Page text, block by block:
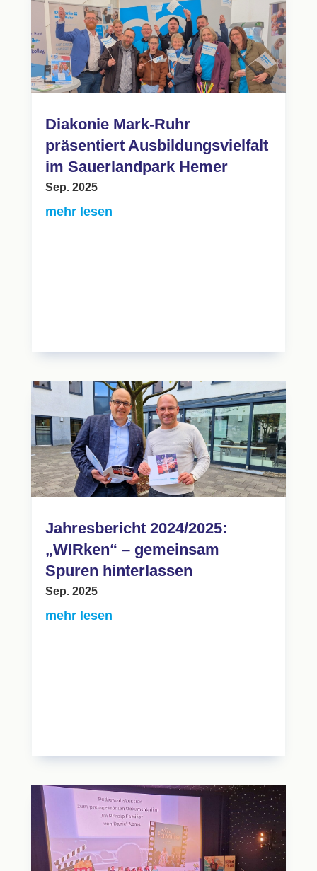
Diakonie Mark-Ruhr
präsentiert Ausbildungsvielfalt
im Sauerlandpark Hemer
Sep. 2025
mehr lesen
Jahresbericht 2024/2025:
„WIRken“ – gemeinsam
Spuren hinterlassen
Sep. 2025
mehr lesen